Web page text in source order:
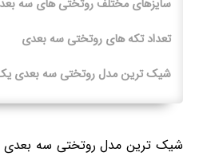
سایزهای مختلف روتختی های سه
تعداد تکه های روتختی سه بعدی
شیک ترین مدل روتختی سه بعدی یک
شیک ترین مدل روتختی سه بعدی